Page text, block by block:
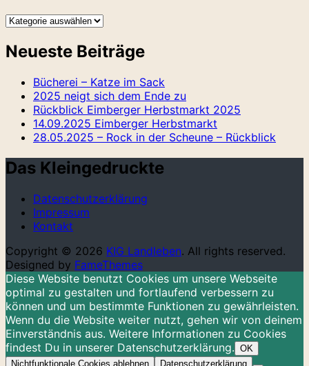
Kategorien
Neueste Beiträge
Bücherei – Katze im Sack
2025 neigt sich dem Ende zu
Rückblick Eimberger Herbstmarkt 2025
14.09.2025 Eimberger Herbstmarkt
28.05.2025 – Rock in der Scheune – Rückblick
Das Kleingedruckte
Datenschutzerklärung
Impressum
Kontakt
Copyright © 2026 KIG Landleben. All rights reserved.
Designed by FameThemes
Diese Website benutzt Cookies um unsere Webseite
optimal zu gestalten und fortlaufend verbessern zu
können und um bestimmte Funktionen zu gewährleisten.
Wenn du die Website weiter nutzt, gehen wir von deinem
Einverständnis aus. Weitere Informationen zu Cookies
findest Du in unserer Datenschutzerklärung. OK
Nichtfunktionale Cookies ablehnen
Datenschutzerklärung